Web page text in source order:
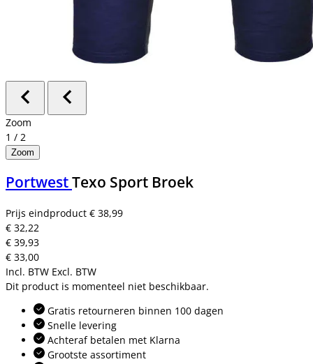
Zoom
1 / 2
Zoom
PortwestTexo Sport Broek
Prijs eindproduct € 38,99
€ 32,22
€ 39,93
€ 33,00
Incl. BTW Excl. BTW
Dit product is momenteel niet beschikbaar.
Gratis retourneren binnen 100 dagen
Snelle levering
Achteraf betalen met Klarna
Grootste assortiment